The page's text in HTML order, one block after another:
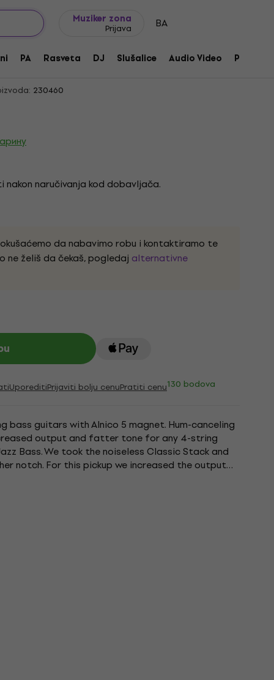
Muziker zona
Prijava BA
PA Rasveta DJ Slušalice Audio Video Pribor
J2B Bridge Black Pick-up za bas
230460
nakon naručivanja kod dobavljača.
da nabavimo robu i kontaktiramo te
ne želiš da čekaš, pogledaj alternativne
UporeditiPrijaviti bolju cenuPratiti cenu130 bodova
bass guitars with Alnico 5 magnet. Hum-canceling
output and fatter tone for any 4-string
Bass. We took the noiseless Classic Stack and
notch. For this pickup we increased the output